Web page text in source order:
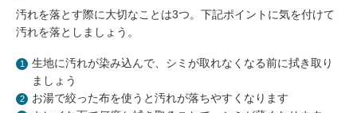
汚れを落とす際に大切なことは3つ。下記ポイントに気を付けて
汚れを落としましょう。
生地に汚れが染み込んで、シミが取れなくなる前に拭き取り
ましょう
お湯で絞った布を使うと汚れが落ちやすくなります